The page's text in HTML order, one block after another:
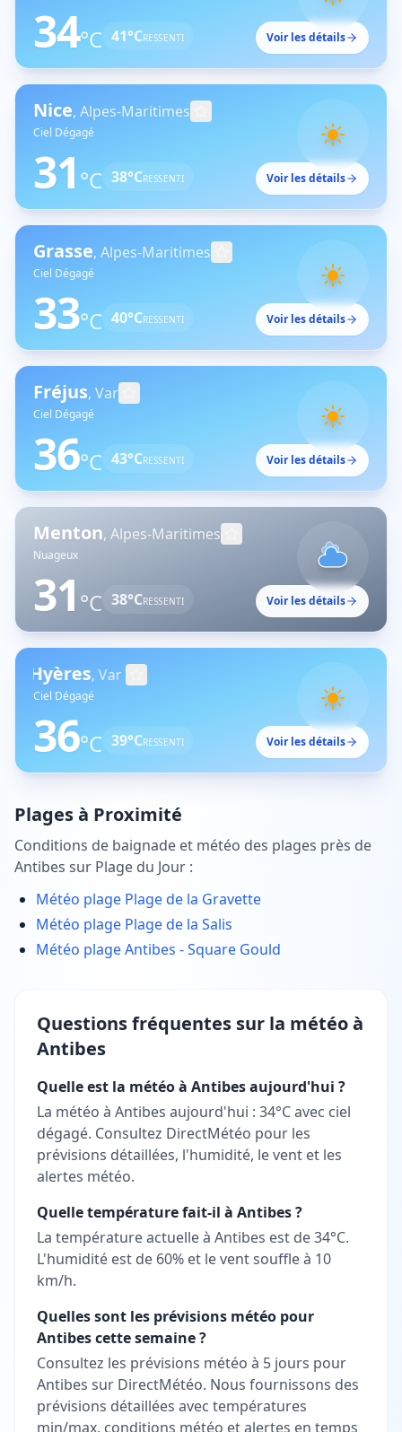
34°C 41°CRESSENTI Voir les détails
Nice, Alpes-Maritimes
Ciel Dégagé
31 °C 38°CRESSENTI Voir les détails
Grasse, Alpes-Maritimes
Ciel Dégagé
33°C 40°CRESSENTI Voir les détails
Fréjus, Var
Ciel Dégagé
36°C 43°CRESSENTI Voir les détails
Menton, Alpes-Maritimes
Nuageux
31 °C 38°CRESSENTI Voir les détails
,Var
Ciel Dégagé
36°C 39°CRESSENTI Voir les détails
Plages à Proximité
Conditions de baignade et météo des plages près de
Antibes sur Plage du Jour :
Météo plage Plage de la Gravette
Météo plage Plage de la Salis
Météo plageAntibes - Square Gould
Questions fréquentes sur la météo à
Antibes
Quelle est la météo à Antibes aujourd'hui ?
La météo à Antibes aujourd'hui : 34°C avec ciel
dégagé. Consultez DirectMétéo pour les
prévisions détaillées, l'humidité, le vent et les
alertes météo.
Quelle température fait-il à Antibes ?
La température actuelle à Antibes est de 34°C.
L'humidité est de 60% et le vent souffle à 10
km/h.
Quelles sont les prévisions météo pour
Antibes cette semaine ?
Consultez les prévisions météo à 5 jours pour
Antibes sur DirectMétéo. Nous fournissons des
prévisions détaillées avec températures
min/max, conditions météo et alertes en temps